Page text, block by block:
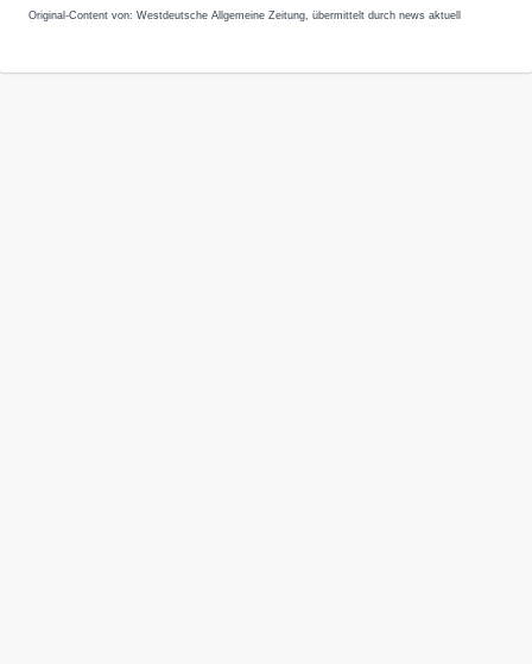
Original-Content von: Westdeutsche Allgemeine Zeitung, übermittelt durch news aktuell